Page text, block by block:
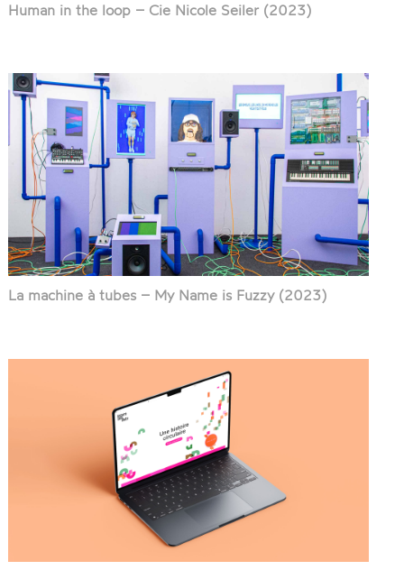
Human in the loop – Cie Nicole Seiler (2023)
La machine à tubes – My Name is Fuzzy (2023)